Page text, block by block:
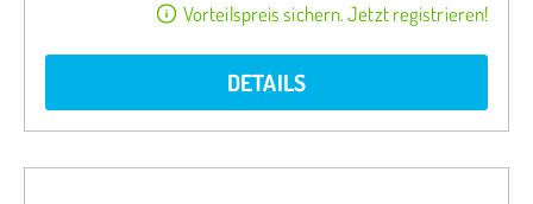
Vorteilspreis sichern. Jetzt registrieren!
DETAILS